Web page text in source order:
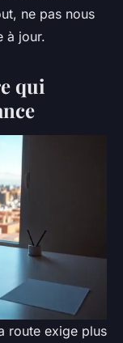
ne pas nous
à jour.
qui
route exige plus